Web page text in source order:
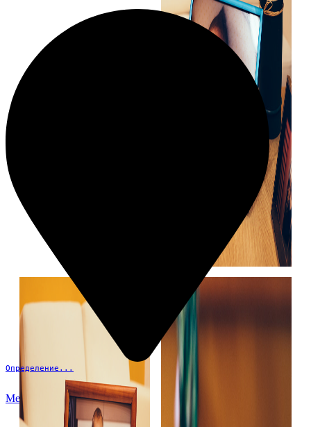
Определение...
Меню